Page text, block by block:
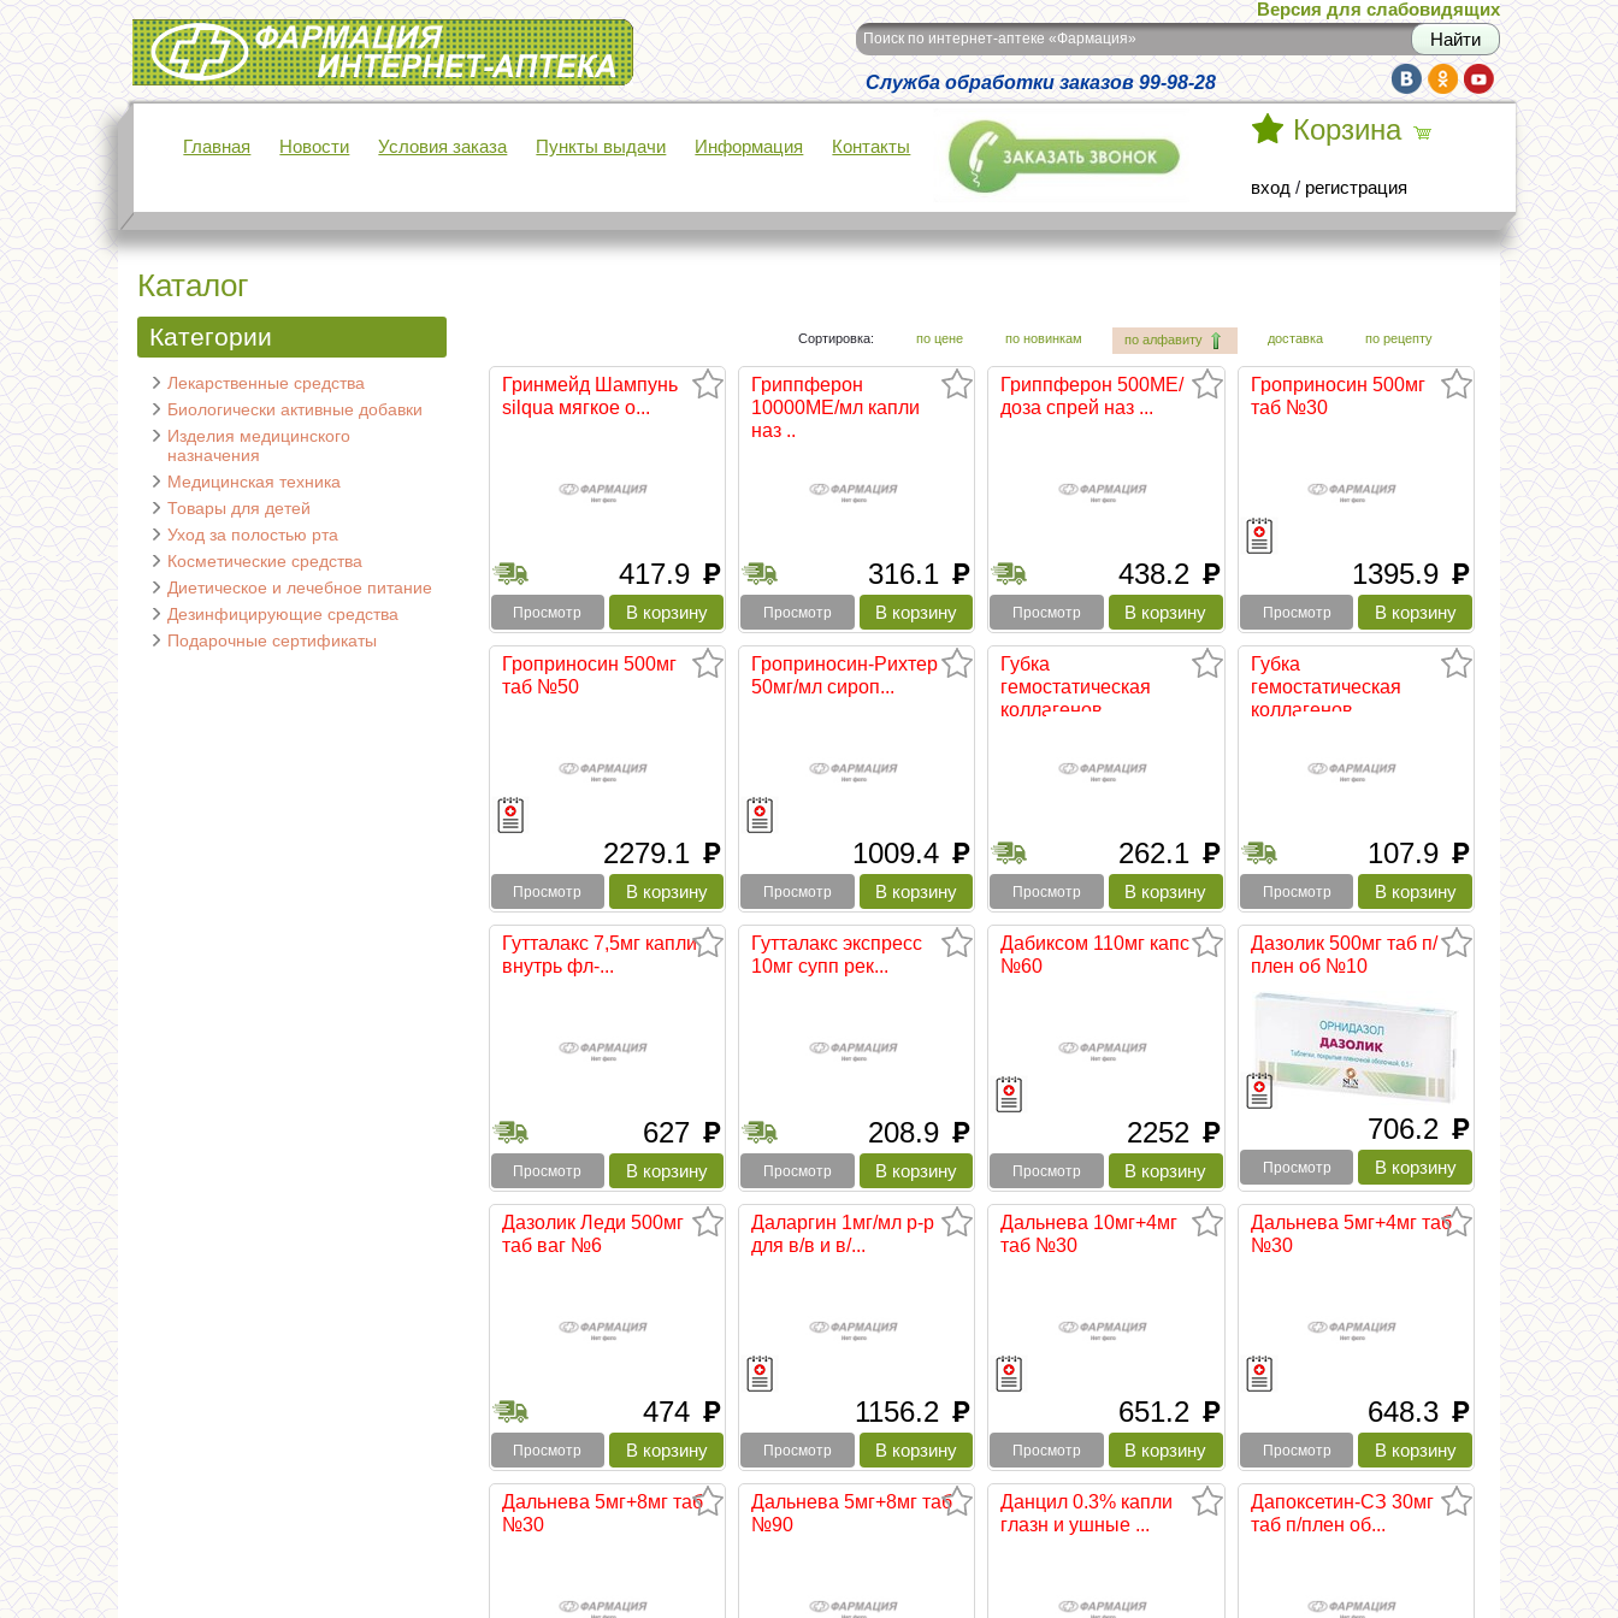
Интернет-аптека Фармация
Версия для слабовидящих
Поиск по интернет-аптеке «Фармация»
Служба обработки заказов 99-98-28
Главная Новости Условия заказа Пункты выдачи Информация Контакты
Корзина
вход / регистрация
Каталог
Категории
Лекарственные средства
Биологически активные добавки
Изделия медицинского
назначения
Медицинская техника
Товары для детей
Уход за полостью рта
Косметические средства
Диетическое и лечебное питание
Дезинфицирующие средства
Подарочные сертификаты
Сортировка: по цене по новинкам по алфавиту доставка по рецепту
Гринмейд Шампунь
silqua мягкое о...
417.9 руб
Просмотр
Гриппферон
10000МЕ/мл капли
наз ...
316.1 руб
Просмотр
Гриппферон 500МЕ/
доза спрей наз ...
438.2 руб
Просмотр
Гроприносин 500мг
таб №30
1395.9 руб
Просмотр
Гроприносин 500мг
таб №50
2279.1 руб
Просмотр
Гроприносин-Рихтер
50мг/мл сироп...
1009.4 руб
Просмотр
Губка
гемостатическая
коллагенов...
262.1 руб
Просмотр
Губка
гемостатическая
коллагенов...
107.9 руб
Просмотр
Гутталакс 7,5мг капли
внутрь фл-...
627 руб
Просмотр
Гутталакс экспресс
10мг супп рек...
208.9 руб
Просмотр
Дабиксом 110мг капс
№60
2252 руб
Просмотр
Дазолик 500мг таб п/
плен об №10
706.2 руб
Просмотр
Дазолик Леди 500мг
таб ваг №6
474 руб
Просмотр
Даларгин 1мг/мл р-р
для в/в и в/...
1156.2 руб
Просмотр
Дальнева 10мг+4мг
таб №30
651.2 руб
Просмотр
Дальнева 5мг+4мг таб
№30
648.3 руб
Просмотр
Дальнева 5мг+8мг таб
№30
Дальнева 5мг+8мг таб
№90
Данцил 0.3% капли
глазн и ушные ...
Дапоксетин-СЗ 30мг
таб п/плен об...